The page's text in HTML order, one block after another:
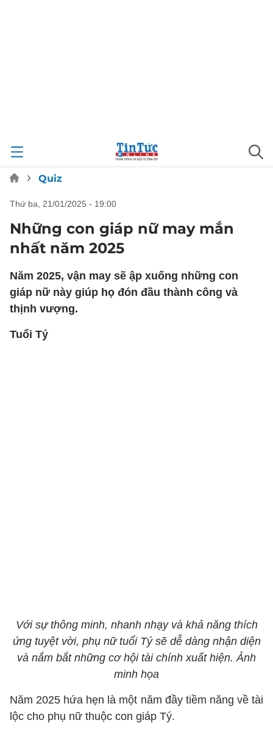
Quiz
thứ ba, 21/01/2025 - 19:00
Những con giáp nữ may mắn
nhất năm 2025
Năm 2025, vận may sẽ ập xuống những con
giáp nữ này giúp họ đón đầu thành công và
thịnh vượng.
Tuổi Tý
Với sự thông minh, nhanh nhạy và khả năng thích
ứng tuyệt vời, phụ nữ tuổi Tý sẽ dễ dàng nhận diện
và nắm bắt những cơ hội tài chính xuất hiện. Ảnh
minh họa
Năm 2025 hứa hẹn là một năm đầy tiềm năng về tài
lộc cho phụ nữ thuộc con giáp Tý.